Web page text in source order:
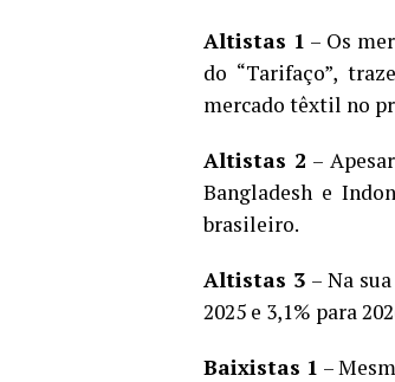
Altistas 1 – Os
do “Tarifaço”,
mercado têxtil no
Altistas 2 –
Bangladesh e
brasileiro.
Altistas 3 – Na
2025 e 3,1% para
Baixistas 1 –